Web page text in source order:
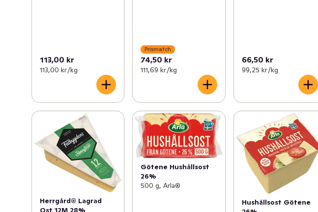
113,00 kr
113,00 kr /kg
Prismatch
74,50 kr
111,69 kr /kg
66,50 kr
99,25 kr /kg
Herrgård® Lagrad
Ost 12M 28%
Götene Hushållsost
26%
500 g, Arla®
Hushållsost Götene